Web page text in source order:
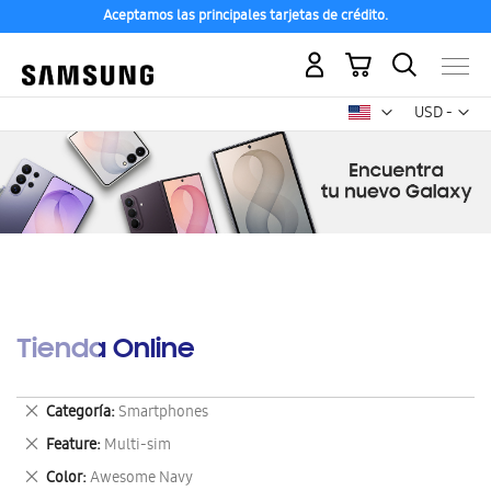
Aceptamos las principales tarjetas de crédito.
USD -
dólar
Mi carrito
Tienda Online
Categoría Smartphones
Eliminar
este
artículo
Feature Multi-sim
Eliminar
este
Color Awesome Navy
Eliminar